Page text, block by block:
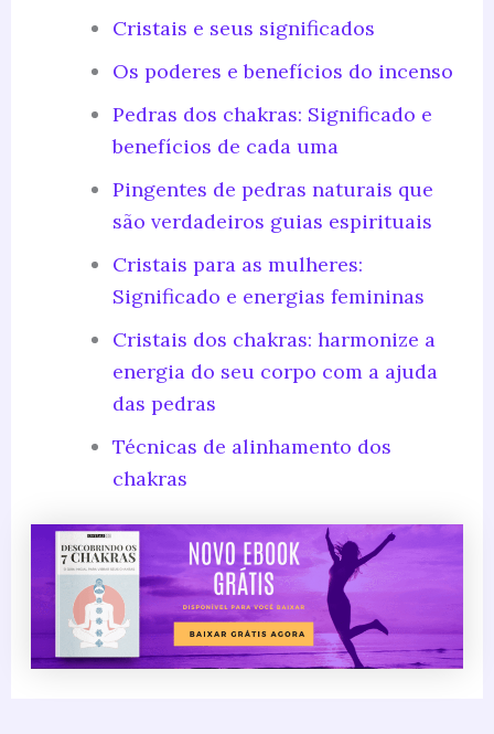
Cristais e seus significados
Os poderes e benefícios do incenso
Pedras dos chakras: Significado e
benefícios de cada uma
Pingentes de pedras naturais que
são verdadeiros guias espirituais
Cristais para as mulheres:
Significado e energias femininas
Cristais dos chakras: harmonize a
energia do seu corpo com a ajuda
das pedras
Técnicas de alinhamento dos
chakras